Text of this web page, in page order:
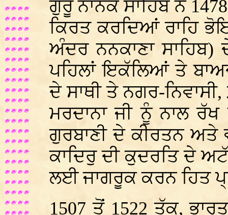
ਗੁਰੂ ਨਾਨਕ ਸਾਹਿਬ ਨੇ
ਕਿਰਤ ਕਰਦਿਆਂ ਰਾਹਿ
ਅੰਦਰ ਨਨਕਾਣਾ
ਪਹਿਲਾਂ ਇਕੱਲਿਆਂ ਤੇ
ਦੇ ਸਾਥੀ ਤੇ ਨਗਰ-
ਮਰਦਾਨਾ ਜੀ ਨੂੰ ਨਾਲ
ਗੁਰਬਾਣੀ ਦੇ ਕੀਰਤਨ
ਕਾਦਿਰੁ ਦੀ ਕੁਦਰਤਿ ਦੇ
ਲਈ ਜਾਗਰੂਕ ਕਰਨ ਹਿਤ
1507 ਤੋਂ 1522 ਤੱਕ,